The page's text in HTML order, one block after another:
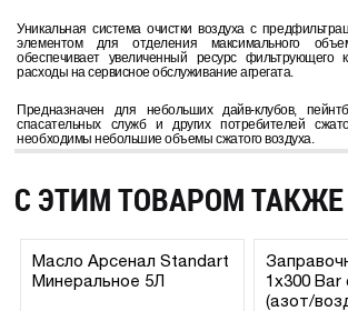
Уникальная система очистки воздуха с
элементом для отделения максимального
обеспечивает увеличенный ресурс фильтрующего
расходы на сервисное обслуживание агрегата.
Предназначен для небольших дайв-клубов,
спасательных служб и других потребителей
необходимы небольшие объемы сжатого воздуха.
С ЭТИМ ТОВАРОМ
Масло Арсенал Standart
Минеральное 5Л
1х300
(азот/